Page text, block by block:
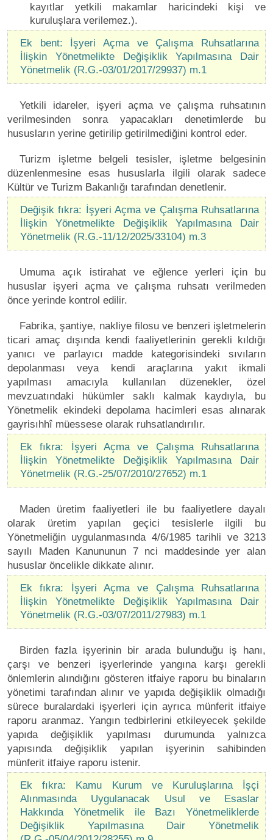
kayıtlar yetkili makamlar haricindeki kişi ve
kuruluşlara verilemez.).
Ek bent: İşyeri Açma ve Çalışma Ruhsatlarına
İlişkin Yönetmelikte Değişiklik Yapılmasına Dair
Yönetmelik (R.G.-03/01/2017/29937) m.1
Yetkili idareler, işyeri açma ve çalışma ruhsatının
verilmesinden sonra yapacakları denetimlerde bu
hususların yerine getirilip getirilmediğini kontrol eder.
Turizm işletme belgeli tesisler, işletme belgesinin
düzenlenmesine esas hususlarla ilgili olarak sadece
Kültür ve Turizm Bakanlığı tarafından denetlenir.
Değişik fıkra: İşyeri Açma ve Çalışma Ruhsatlarına
İlişkin Yönetmelikte Değişiklik Yapılmasına Dair
Yönetmelik (R.G.-11/12/2025/33104) m.3
Umuma açık istirahat ve eğlence yerleri için bu
hususlar işyeri açma ve çalışma ruhsatı verilmeden
önce yerinde kontrol edilir.
Fabrika, şantiye, nakliye filosu ve benzeri işletmelerin
ticari amaç dışında kendi faaliyetlerinin gerekli kıldığı
yanıcı ve parlayıcı madde kategorisindeki sıvıların
depolanması veya kendi araçlarına yakıt ikmali
yapılması amacıyla kullanılan düzenekler, özel
mevzuatındaki hükümler saklı kalmak kaydıyla, bu
Yönetmelik ekindeki depolama hacimleri esas alınarak
gayrisıhhî müessese olarak ruhsatlandırılır.
Ek fıkra: İşyeri Açma ve Çalışma Ruhsatlarına
İlişkin Yönetmelikte Değişiklik Yapılmasına Dair
Yönetmelik (R.G.-25/07/2010/27652) m.1
Maden üretim faaliyetleri ile bu faaliyetlere dayalı
olarak üretim yapılan geçici tesislerle ilgili bu
Yönetmeliğin uygulanmasında 4/6/1985 tarihli ve 3213
sayılı Maden Kanununun 7 nci maddesinde yer alan
hususlar öncelikle dikkate alınır.
Ek fıkra: İşyeri Açma ve Çalışma Ruhsatlarına
İlişkin Yönetmelikte Değişiklik Yapılmasına Dair
Yönetmelik (R.G.-03/07/2011/27983) m.1
Birden fazla işyerinin bir arada bulunduğu iş hanı,
çarşı ve benzeri işyerlerinde yangına karşı gerekli
önlemlerin alındığını gösteren itfaiye raporu bu binaların
yönetimi tarafından alınır ve yapıda değişiklik olmadığı
sürece buralardaki işyerleri için ayrıca münferit itfaiye
raporu aranmaz. Yangın tedbirlerini etkileyecek şekilde
yapıda değişiklik yapılması durumunda yalnızca
yapısında değişiklik yapılan işyerinin sahibinden
münferit itfaiye raporu istenir.
Ek fıkra: Kamu Kurum ve Kuruluşlarına İşçi
Alınmasında Uygulanacak Usul ve Esaslar
Hakkında Yönetmelik ile Bazı Yönetmeliklerde
Değişiklik Yapılmasına Dair Yönetmelik